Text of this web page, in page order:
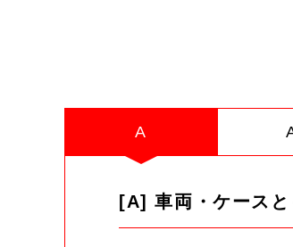
A
[A] 車両・ケースと